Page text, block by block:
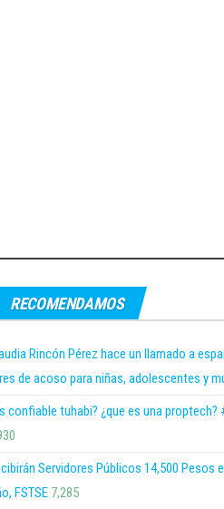
RECOMENDAMOS
Rincón Pérez hace un llamado a
de acoso para niñas, adolescentes y
confiable tuhabi? ¿que es una
Servidores Públicos 14,500 Pesos
FSTSE 7,285